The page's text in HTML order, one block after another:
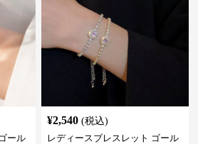
ール
¥2,540 (税込)
レディースブレスレット ゴール